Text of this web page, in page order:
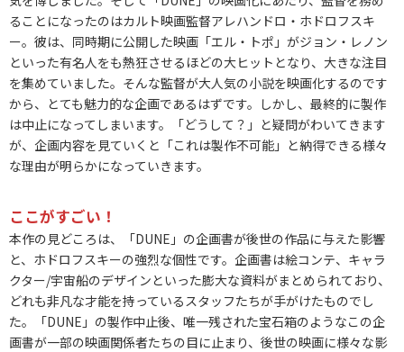
ることになったのはカルト映画監督アレハンドロ・ホドロフスキ
ー。彼は、同時期に公開した映画「エル・トポ」がジョン・レノン
といった有名人をも熱狂させるほどの大ヒットとなり、大きな注目
を集めていました。そんな監督が大人気の小説を映画化するのです
から、とても魅力的な企画であるはずです。しかし、最終的に製作
は中止になってしまいます。「どうして？」と疑問がわいてきます
が、企画内容を見ていくと「これは製作不可能」と納得できる様々
な理由が明らかになっていきます。
ここがすごい！
本作の見どころは、「DUNE」の企画書が後世の作品に与えた影響
と、ホドロフスキーの強烈な個性です。企画書は絵コンテ、キャラ
クター/宇宙船のデザインといった膨大な資料がまとめられており、
どれも非凡な才能を持っているスタッフたちが手がけたものでし
た。「DUNE」の製作中止後、唯一残された宝石箱のようなこの企
画書が一部の映画関係者たちの目に止まり、後世の映画に様々な影